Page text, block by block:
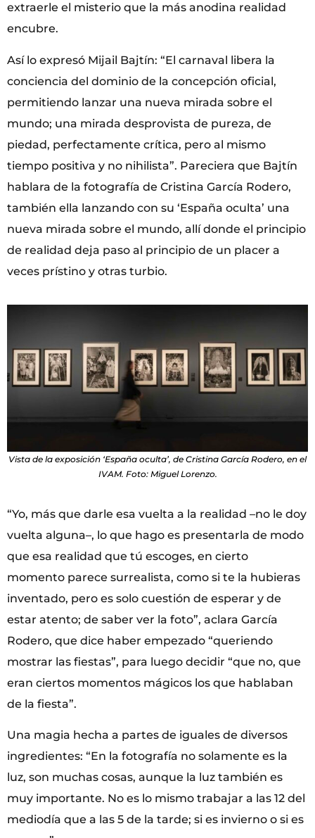
extraerle el misterio que la más anodina realidad
encubre.
Así lo expresó Mijail Bajtín: “El carnaval libera la
conciencia del dominio de la concepción oficial,
permitiendo lanzar una nueva mirada sobre el
mundo; una mirada desprovista de pureza, de
piedad, perfectamente crítica, pero al mismo
tiempo positiva y no nihilista”. Pareciera que Bajtín
hablara de la fotografía de Cristina García Rodero,
también ella lanzando con su ‘España oculta’ una
nueva mirada sobre el mundo, allí donde el principio
de realidad deja paso al principio de un placer a
veces prístino y otras turbio.
Vista de la exposición ‘España oculta’, de Cristina García Rodero, en el
IVAM. Foto: Miguel Lorenzo.
“Yo, más que darle esa vuelta a la realidad –no le doy
vuelta alguna–, lo que hago es presentarla de modo
que esa realidad que tú escoges, en cierto
momento parece surrealista, como si te la hubieras
inventado, pero es solo cuestión de esperar y de
estar atento; de saber ver la foto”, aclara García
Rodero, que dice haber empezado “queriendo
mostrar las fiestas”, para luego decidir “que no, que
eran ciertos momentos mágicos los que hablaban
de la fiesta”.
Una magia hecha a partes de iguales de diversos
ingredientes: “En la fotografía no solamente es la
luz, son muchas cosas, aunque la luz también es
muy importante. No es lo mismo trabajar a las 12 del
mediodía que a las 5 de la tarde; si es invierno o si es